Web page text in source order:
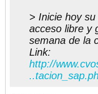
> Inicie hoy
acceso libre y
semana de la
Link:
http://